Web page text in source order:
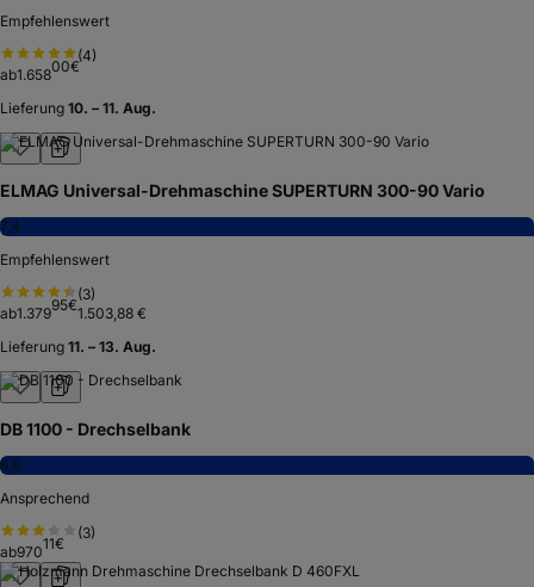
Empfehlenswert
(4)
ab1.65800€
Lieferung 10. – 11. Aug.
ELMAG Universal-Drehmaschine SUPERTURN 300-90 Vario
7,4
Empfehlenswert
(3)
ab1.37995€1.503,88 €
Lieferung 11. – 13. Aug.
DB 1100 - Drechselbank
6,8
Ansprechend
(3)
ab97011€